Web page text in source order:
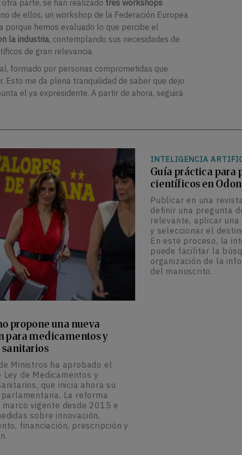
parte, se han realizado tres workshops
de ellos, un workshop de la Federación Europea
porque hemos evaluado lo que percibe el
la industria, contemplando sus necesidades de
de gran relevancia.
formado por personas comprometidas que
me da plena tranquilidad de saber que dejo
el ya expresidente. A partir de ahora, seguirá
propone una nueva
para medicamentos y
Ministros ha aprobado el
Ley de Medicamentos y
que inicia ahora su
La reforma
vigente desde 2015 e
sobre innovación,
financiación, prescripción y
INTELIGENCIA
Guía práctica para
científicos en
Publicar en una
definir una pregunta
relevante, aplicar
y seleccionar el
En este proceso, la
puede facilitar la
organización de la
del manuscrito.